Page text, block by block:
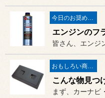
今日のお奨め商品!
エンジンのフ
おもしろい商品見ーつけた！
こんな物見つ